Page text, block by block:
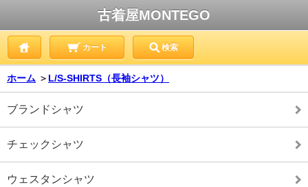
古着屋MONTEGO
カート 検索
ホーム ＞ L/S-SHIRTS（長袖シャツ）
ブランドシャツ
チェックシャツ
ウェスタンシャツ